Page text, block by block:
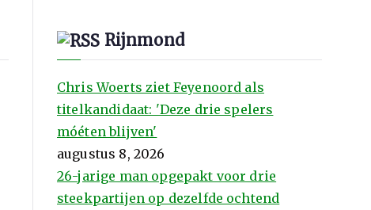
Rijnmond
Chris Woerts ziet Feyenoord als
titelkandidaat: 'Deze drie spelers
móéten blijven'
augustus 8, 2026
26-jarige man opgepakt voor drie
steekpartijen op dezelfde ochtend